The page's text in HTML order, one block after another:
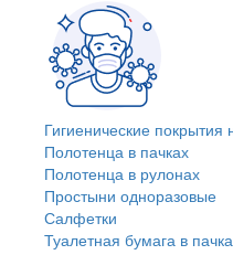
Гигиенические покрытия
Полотенца в пачках
Полотенца в рулонах
Простыни одноразовые
Салфетки
Туалетная бумага в